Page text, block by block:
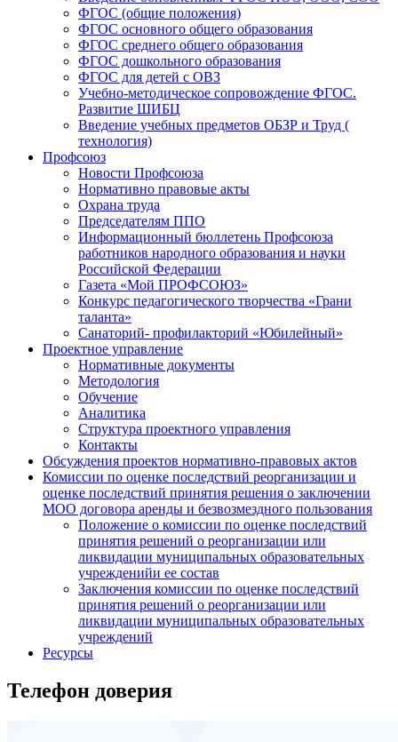
ФГОС (общие положения)
ФГОС основного общего образования
ФГОС среднего общего образования
ФГОС дошкольного образования
ФГОС для детей с ОВЗ
Учебно-методическое сопровождение ФГОС.
Развитие ШИБЦ
Введение учебных предметов ОБЗР и Труд (
технология)
Профсоюз
Новости Профсоюза
Нормативно правовые акты
Охрана труда
Председателям ППО
Информационный бюллетень Профсоюза
работников народного образования и науки
Российской Федерации
Газета «Мой ПРОФСОЮЗ»
Конкурс педагогического творчества «Грани
таланта»
Санаторий- профилакторий «Юбилейный»
Проектное управление
Нормативные документы
Методология
Обучение
Аналитика
Структура проектного управления
Контакты
Обсуждения проектов нормативно-правовых актов
Комиссии по оценке последствий реорганизации и
оценке последствий принятия решения о заключении
МОО договора аренды и безвозмездного пользования
Положение о комиссии по оценке последствий
принятия решений о реорганизации или
ликвидации муниципальных образовательных
учрежденийи ее состав
Заключения комиссии по оценке последствий
принятия решений о реорганизации или
ликвидации муниципальных образовательных
учреждений
Ресурсы
Телефон доверия